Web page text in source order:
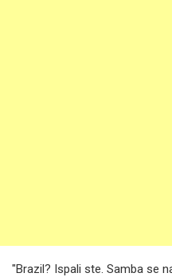
"Brazil? Ispali ste. Samba se